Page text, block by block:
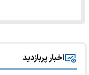
اخبار پربازدید